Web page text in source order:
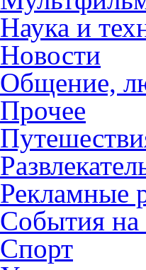
Наука и
Новости
Общение,
Прочее
Рекламные
События на
Спорт